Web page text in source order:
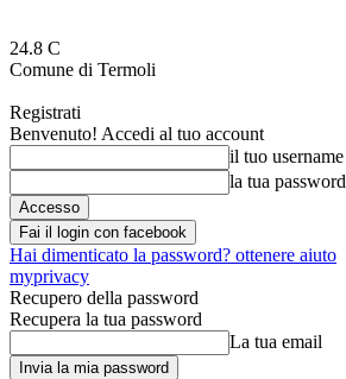
24.8 C
Comune di Termoli
Registrati
Benvenuto! Accedi al tuo account
il tuo username
la tua password
Fai il login con facebook
Hai dimenticato la password? ottenere aiuto
myprivacy
Recupero della password
Recupera la tua password
La tua email